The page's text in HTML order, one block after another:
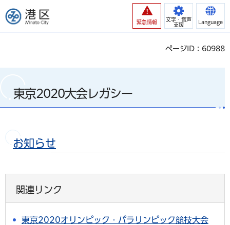
港区
緊急情報
文字・音声
支援
Language
ページID：60988
東京2020大会レガシー
お知らせ
関連リンク
東京2020オリンピック・パラリンピック競技大会